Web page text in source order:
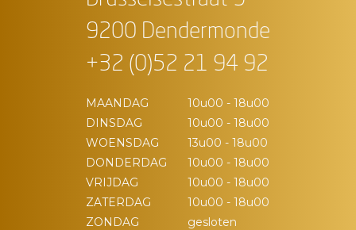
9200 Dendermonde
+32 (0)52 21 94 92
MAANDAG
10u00 - 18u00
DINSDAG
10u00 - 18u00
WOENSDAG
13u00 - 18u00
DONDERDAG
10u00 - 18u00
VRIJDAG
10u00 - 18u00
ZATERDAG
10u00 - 18u00
ZONDAG
gesloten